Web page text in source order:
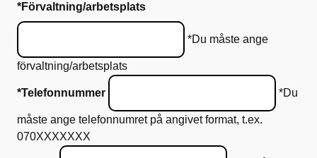
*Förvaltning/arbetsplats
*Du måste ange
förvaltning/arbetsplats
*Telefonnummer *Du
måste ange telefonnumret på angivet format, t.ex.
070XXXXXXX